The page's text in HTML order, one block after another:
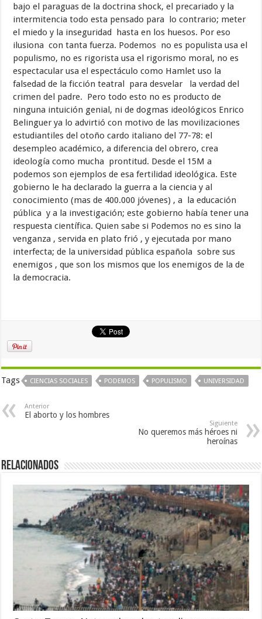
bajo el paraguas de la doctrina shock, el precariado y la
intermitencia todo esta pensado para lo contrario; meter
el miedo y la inseguridad hasta en los huesos. Por eso
ilusiona con tanta fuerza. Podemos no es populista usa el
populismo, no es rigorista usa el rigorismo moral, no es
espectacular usa el espectáculo como Hamlet uso la
falsedad de la ficción teatral para desvelar la verdad del
crimen del padre. Pero todo esto no es producto de
ninguna intuición genial, ni de dogmas ideológicos Enrico
Belinguer ya lo advirtió con motivo de las movilizaciones
estudiantiles del otoño cardo italiano del 77-78: el
desempleo académico, a diferencia del obrero, crea
ideología como mucha prontitud. Desde el 15M a
podemos son ejemplos de esa fertilidad ideológica. Este
gobierno le ha declarado la guerra a la ciencia y al
conocimiento (mas de 400.000 jóvenes) , a la educación
pública y a la investigación; este gobierno había tener una
respuesta científica. Quien sabe si Podemos no es sino la
venganza , servida en plato frió , y ejecutada por mano
interfecta; de la universidad pública española sobre sus
enemigos , que son los mismos que los enemigos de la de
la democracia.
Tags CIENCIAS SOCIALES PODEMOS POPULISMO UNIVERSIDAD
Anterior
El aborto y los hombres
Siguiente
No queremos más héroes ni
heroínas
Relacionados